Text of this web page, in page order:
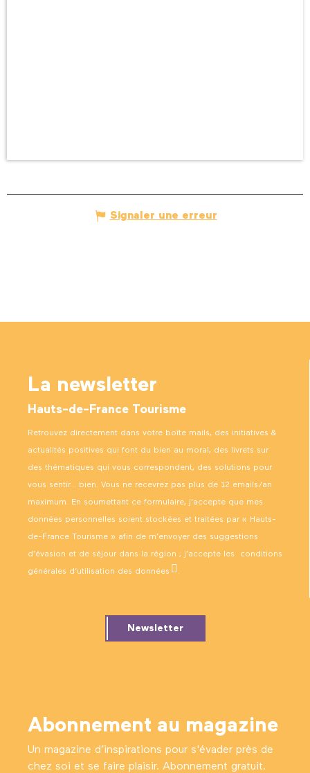
Signaler une erreur
La newsletter
Hauts-de-France Tourisme
Retrouvez directement dans votre boîte mails, des initiatives &
actualités positives qui font du bien au moral, des livrets sur
des thématiques qui vous correspondent, des solutions pour
vous sentir… bien. Vous ne recevrez pas plus de 12 emails/an
maximum. En soumettant ce formulaire, j’accepte que mes
données personnelles soient stockées et traitées par « Hauts-
de-France Tourisme » afin de m’envoyer des suggestions
d’évasion et de séjour dans la région ; j’accepte les conditions
générales d’utilisation des données .
Newsletter
Abonnement au magazine
Un magazine d’inspirations pour s'évader près de
chez soi et se faire plaisir. Abonnement gratuit.